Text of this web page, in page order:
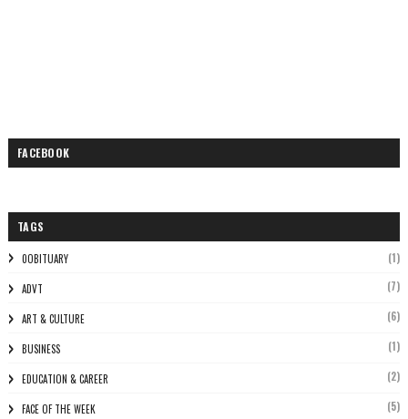
FACEBOOK
TAGS
0OBITUARY (1)
ADVT (7)
ART & CULTURE (6)
BUSINESS (1)
EDUCATION & CAREER (2)
FACE OF THE WEEK (5)